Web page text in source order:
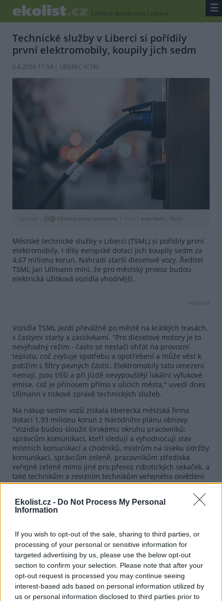
Ekolist.cz - Do Not Process My Personal
Information
If you wish to opt-out of the sale, sharing to third parties, or
processing of your personal or sensitive information for
targeted advertising by us, please use the below opt-out
section to confirm your selection. Please note that after your
opt-out request is processed you may continue seeing
interest-based ads based on personal information utilized by
us or personal information disclosed to third parties prior to
/ zelená domácnost/ zprávy ☰
Technické služby v Liberci si pořídily
první elektromobily, koupily jich sedm
6.6.2026 17:54 | LIBEREC (ČTK)
Licence | Některá práva vyhrazena Foto | Ivan Radic Flickr
Městské technické služby v Liberci (TSML) si pořídily první
elektromobily. I díky evropské dotaci jich koupily sedm za
4,67 milionu korun. Nahradí starší dieselové vozy. Ředitel
TSML Jan Ullmann míní, že pro městský provoz budou
elektrická užitková vozidla vhodnější.
reklama
Vozidla TSML jezdí převážně po městě na krátkých trasách,
s častými starty a zastávkami. "Pro dieselové motory je to
nevýhodný režim - často se nestačí ohřát na provozní
teplotu, což zvyšuje spotřebu a opotřebení a může vést k
potížím s filtry pevných částic. Elektromobily tato omezení
nemají, jsou tišší a při jízdě nevypouštějí lokální výfukové
emise, což je přínosem přímo v ulicích města," uvedl dnes
Ullmann v tiskové zprávě technických služeb.
Na nákup sedmi vozů získala liberecká městská firma
dotaci 1,93 milionu korun z Národního plánu obnovy.
"Vozidla budou sloužit širokému okruhu pracovníků:
správcům komunikací, kteří sledují a vyhodnocují stav
místních komunikací a chodníků, mistrům na úseku údržby
komunikací, správcům zeleně, pracovníkům střediska
veřejné zeleně mimo jiné pro převoz robotických sekaček, a
také technikům a revizním technikům veřejného osvětlení
a světelné signalizace," dodal Ullmann.
Příspěvková organizace města zajišťuje v Liberci správu a
údržbu místních cest a chodníků, zeleně, veřejného
technické služby přes 300 milionů korun.
reklama